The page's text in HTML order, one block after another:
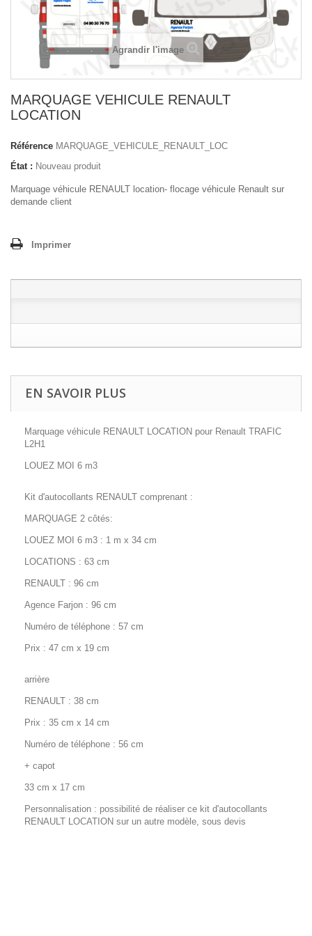
Agrandir l'image
MARQUAGE VEHICULE RENAULT
LOCATION
Référence MARQUAGE_VEHICULE_RENAULT_LOC
État : Nouveau produit
Marquage véhicule RENAULT location- flocage véhicule Renault sur
demande client
Imprimer
EN SAVOIR PLUS
Marquage véhicule RENAULT LOCATION pour Renault TRAFIC
L2H1
LOUEZ MOI 6 m3
Kit d'autocollants RENAULT comprenant :
MARQUAGE 2 côtés:
LOUEZ MOI 6 m3 : 1 m x 34 cm
LOCATIONS : 63 cm
RENAULT : 96 cm
Agence Farjon : 96 cm
Numéro de téléphone : 57 cm
Prix : 47 cm x 19 cm
arrière
RENAULT : 38 cm
Prix : 35 cm x 14 cm
Numéro de téléphone : 56 cm
+ capot
33 cm x 17 cm
Personnalisation : possibilité de réaliser ce kit d'autocollants
RENAULT LOCATION sur un autre modèle, sous devis